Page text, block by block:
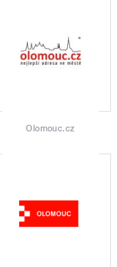
Olomouc.cz